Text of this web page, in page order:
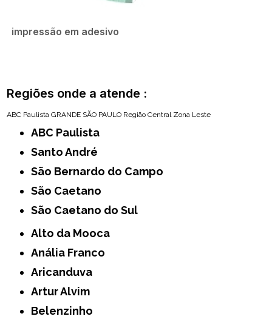
impressão em adesivo
Regiões onde a atende :
ABC Paulista GRANDE SÃO PAULO Região Central Zona Leste
ABC Paulista
Santo André
São Bernardo do Campo
São Caetano
São Caetano do Sul
Alto da Mooca
Anália Franco
Aricanduva
Artur Alvim
Belenzinho